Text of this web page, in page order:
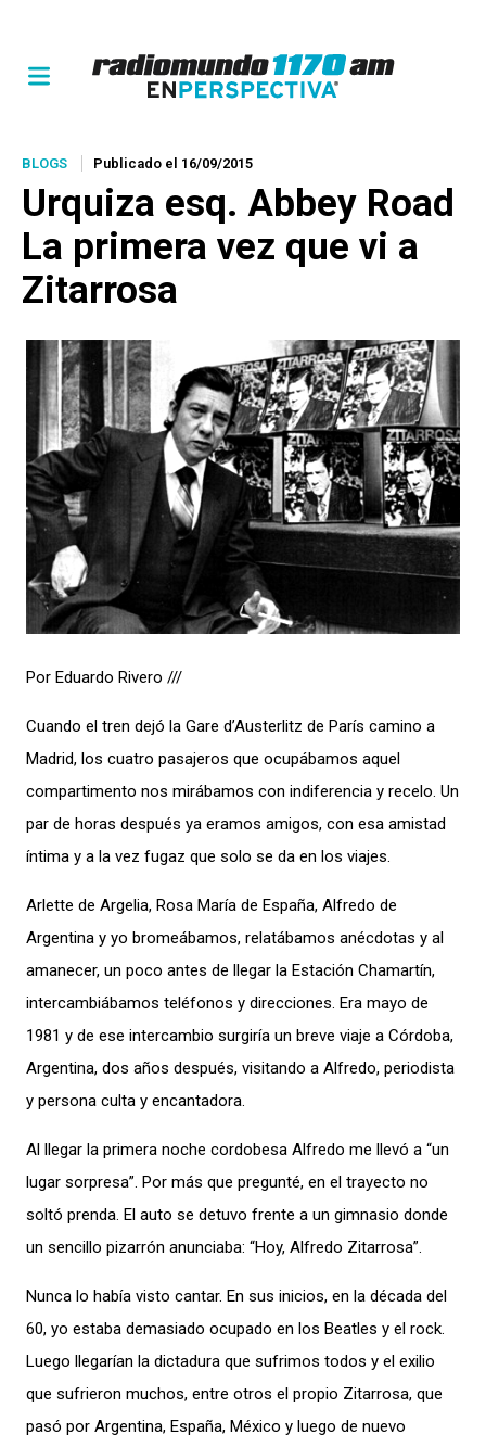
BLOGS Publicado el 16/09/2015
Urquiza esq. Abbey Road
La primera vez que vi a
Zitarrosa
Por Eduardo Rivero ///
Cuando el tren dejó la Gare d’Austerlitz de París camino a
Madrid, los cuatro pasajeros que ocupábamos aquel
compartimento nos mirábamos con indiferencia y recelo. Un
par de horas después ya eramos amigos, con esa amistad
íntima y a la vez fugaz que solo se da en los viajes.
Arlette de Argelia, Rosa María de España, Alfredo de
Argentina y yo bromeábamos, relatábamos anécdotas y al
amanecer, un poco antes de llegar la Estación Chamartín,
intercambiábamos teléfonos y direcciones. Era mayo de
1981 y de ese intercambio surgiría un breve viaje a Córdoba,
Argentina, dos años después, visitando a Alfredo, periodista
y persona culta y encantadora.
Al llegar la primera noche cordobesa Alfredo me llevó a “un
lugar sorpresa”. Por más que pregunté, en el trayecto no
soltó prenda. El auto se detuvo frente a un gimnasio donde
un sencillo pizarrón anunciaba: “Hoy, Alfredo Zitarrosa”.
Nunca lo había visto cantar. En sus inicios, en la década del
60, yo estaba demasiado ocupado en los Beatles y el rock.
Luego llegarían la dictadura que sufrimos todos y el exilio
que sufrieron muchos, entre otros el propio Zitarrosa, que
pasó por Argentina, España, México y luego de nuevo